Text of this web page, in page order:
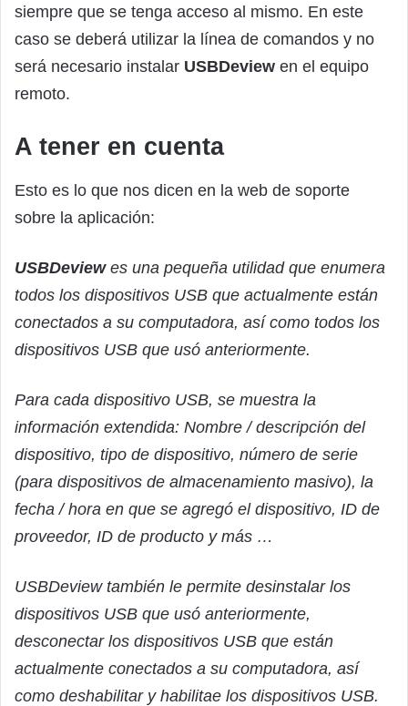
siempre que se tenga acceso al mismo. En este
caso se deberá utilizar la línea de comandos y no
será necesario instalar USBDeview en el equipo
remoto.
A tener en cuenta
Esto es lo que nos dicen en la web de soporte
sobre la aplicación:
USBDeviewes una pequeña utilidad que enumera
todos los dispositivos USB que actualmente están
conectados a su computadora, así como todos los
dispositivos USB que usó anteriormente.
Para cada dispositivo USB, se muestra la
información extendida: Nombre / descripción del
dispositivo, tipo de dispositivo, número de serie
(para dispositivos de almacenamiento masivo), la
fecha / hora en que se agregó el dispositivo, ID de
proveedor, ID de producto y más …
USBDeview también le permite desinstalar los
dispositivos USB que usó anteriormente,
desconectar los dispositivos USB que están
actualmente conectados a su computadora, así
como deshabilitar y habilitae los dispositivos USB.